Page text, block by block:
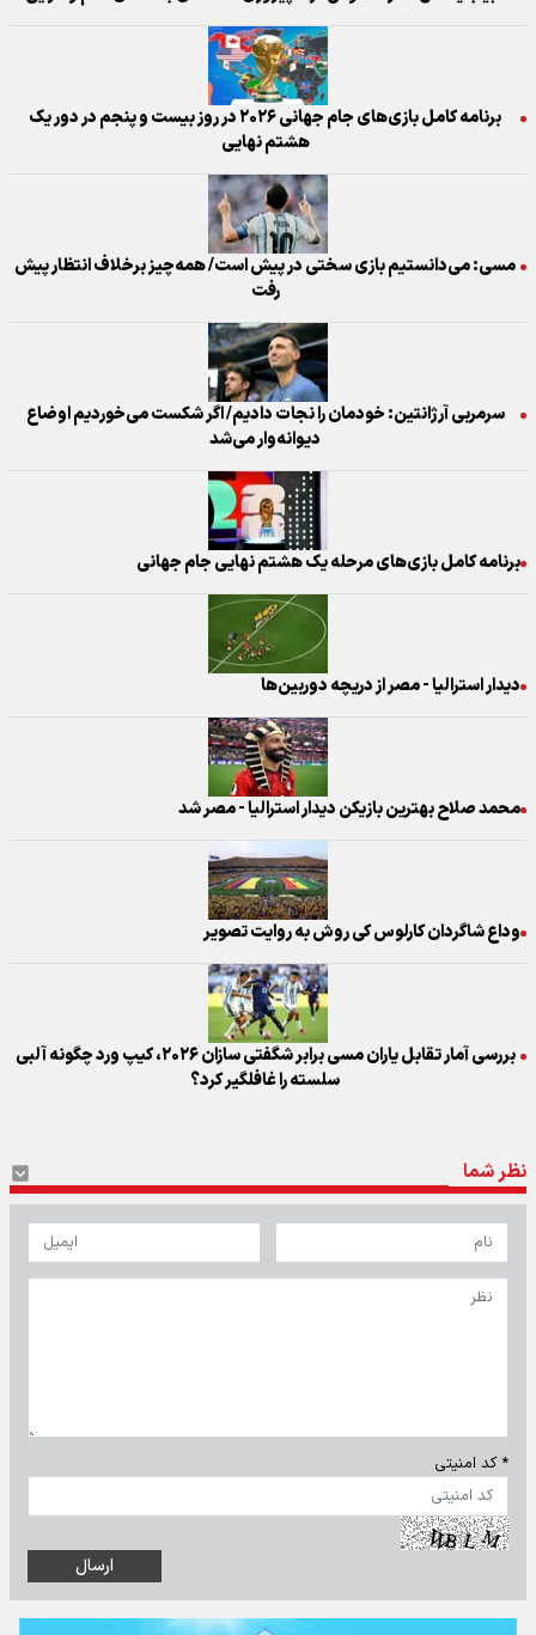
برنامه کامل بازی‌های جام جهانی ۲۰۲۶ در روز بیست و پنجم در دور یک
هشتم نهایی
مسی: می‌دانستیم بازی سختی در پیش است/ همه‌چیز برخلاف انتظار پیش
رفت
سرمربی آرژانتین: خودمان را نجات دادیم/ اگر شکست می‌خوردیم اوضاع
دیوانه‌وار می‌شد
برنامه کامل بازی‌های مرحله یک هشتم نهایی جام جهانی
دیدار استرالیا - مصر از دریچه دوربین‌ها
محمد صلاح بهترین بازیکن دیدار استرالیا - مصر شد
وداع شاگردان کارلوس کی روش به روایت تصویر
بررسی آمار تقابل یاران مسی برابر شگفتی سازان ۲۰۲۶، کیپ ورد چگونه آلبی
سلسته را غافلگیر کرد؟
نظر شما
* کد امنیتی